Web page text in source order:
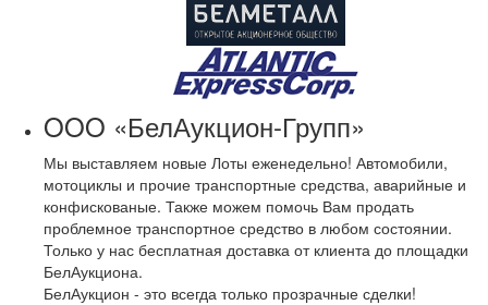
OOO «БелАукцион-Групп»
Мы выставляем новые Лоты еженедельно! Автомобили,
мотоциклы и прочие транспортные средства, аварийные и
конфискованые. Также можем помочь Вам продать
проблемное транспортное средство в любом состоянии.
Только у нас бесплатная доставка от клиента до площадки
БелАукциона.
БелАукцион - это всегда только прозрачные сделки!